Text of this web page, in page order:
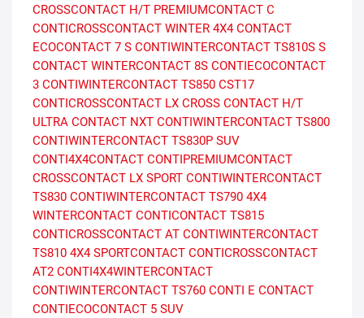
CROSSCONTACT H/T PREMIUMCONTACT C
CONTICROSSCONTACT WINTER 4X4 CONTACT
ECOCONTACT 7 S CONTIWINTERCONTACT TS810S S
CONTACT WINTERCONTACT 8S CONTIECOCONTACT
3 CONTIWINTERCONTACT TS850 CST17
CONTICROSSCONTACT LX CROSS CONTACT H/T
ULTRA CONTACT NXT CONTIWINTERCONTACT TS800
CONTIWINTERCONTACT TS830P SUV
CONTI4X4CONTACT CONTIPREMIUMCONTACT
CROSSCONTACT LX SPORT CONTIWINTERCONTACT
TS830 CONTIWINTERCONTACT TS790 4X4
WINTERCONTACT CONTICONTACT TS815
CONTICROSSCONTACT AT CONTIWINTERCONTACT
TS810 4X4 SPORTCONTACT CONTICROSSCONTACT
AT2 CONTI4X4WINTERCONTACT
CONTIWINTERCONTACT TS760 CONTI E CONTACT
CONTIECOCONTACT 5 SUV